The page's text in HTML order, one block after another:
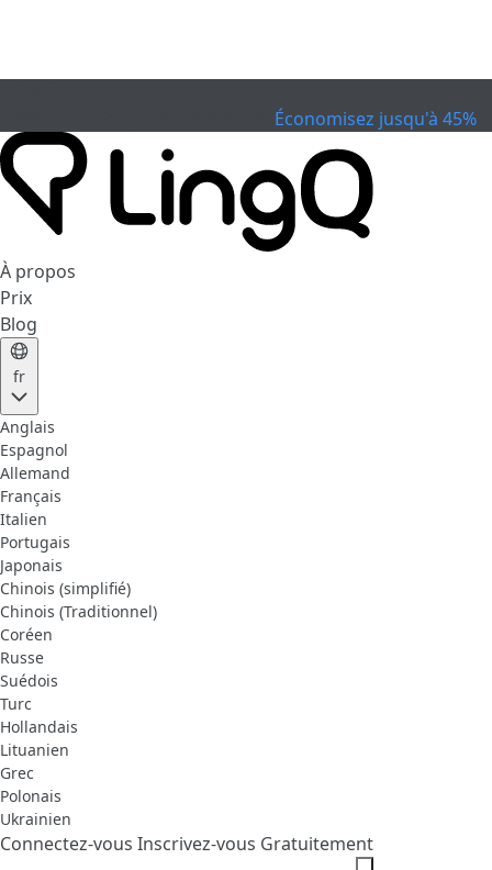
Économisez jusqu'à 45%
À propos
Prix
Blog
fr
Anglais
Espagnol
Allemand
Français
Italien
Portugais
Japonais
Chinois (simplifié)
Chinois (Traditionnel)
Coréen
Russe
Suédois
Turc
Hollandais
Lituanien
Grec
Polonais
Ukrainien
Connectez-vous Inscrivez-vous Gratuitement